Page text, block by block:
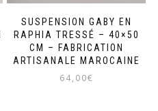
SUSPENSION GABY EN
RAPHIA TRESSÉ – 40×50
CM – FABRICATION
ARTISANALE MAROCAINE
64,00€